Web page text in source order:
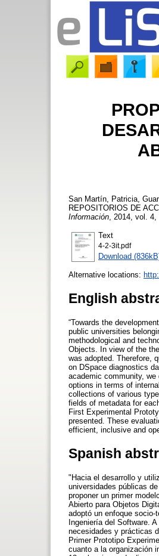
San Martín, Patricia
REPOSITORIOS DE
Información , 2014, vol.
Text
4-2-3it.pdf
Download
Alternative locations:
English
“Towards the
public universities
methodological and
Objects. In view of the
was adopted. Therefore,
on DSpace diagnostics
academic community,
options in terms of
collections of various
fields of metadata for
First Experimental
presented. These
efficient, inclusive and
Spanish
"Hacia el desarrollo y
universidades públicas
proponer un primer
Abierto para Objetos
adoptó un enfoque
Ingeniería del Software.
necesidades y prácticas
Primer Prototipo
cuanto a la organización